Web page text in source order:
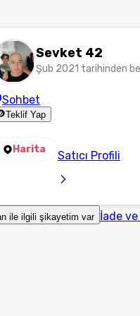
Sevket 42
Şub 2021 tarihinden
Sohbet
Teklif Yap
Harita Satıcı Profili
ile ilgili şikayetim var İade ve